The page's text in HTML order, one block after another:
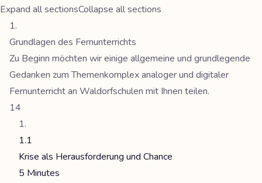
Expand all sectionsCollapse all sections
Grundlagen des Fernunterrichts
Zu Beginn möchten wir einige allgemeine und grundlegende
Gedanken zum Themenkomplex analoger und digitaler
Fernunterricht an Waldorfschulen mit Ihnen teilen.
14
1.1
Krise als Herausforderung und Chance
5 Minutes